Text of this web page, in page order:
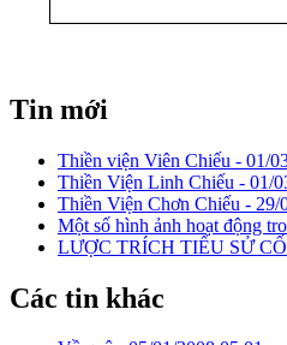
Tin mới
Thiền viện Viên Chiếu - 01/
Thiền Viện Linh Chiếu - 01/
Thiền Viện Chơn Chiếu - 29/
Một số hình ảnh hoạt động
LƯỢC TRÍCH TIỂU SỬ
Các tin khác